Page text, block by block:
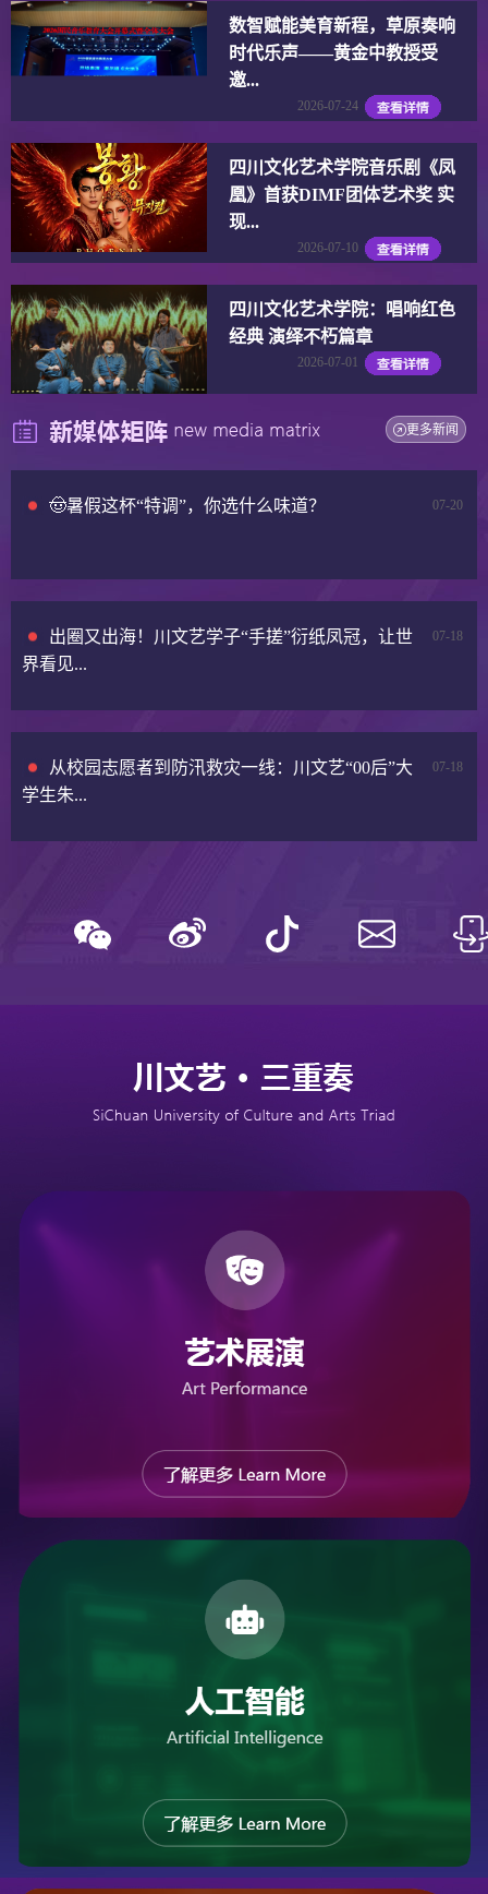
数智赋能美育新程，草原奏响
时代乐声——黄金中教授受
邀...
2026-07-24
四川文化艺术学院音乐剧《凤
凰》首获DIMF团体艺术奖 实
现...
2026-07-10
四川文化艺术学院：唱响红色
经典 演绎不朽篇章
2026-07-01
更多新闻
07-20
🤠暑假这杯“特调”，你选什么味道？
07-18
出圈又出海！川文艺学子“手搓”衍纸凤冠，让世
界看见...
07-18
从校园志愿者到防汛救灾一线：川文艺“00后”大
学生朱...